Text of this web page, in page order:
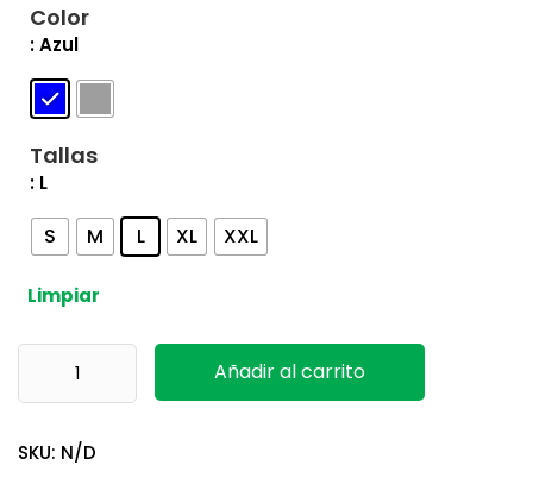
Color
: Azul
Tallas
: L
S M L XL XXL
Limpiar
Chaqueta DX471 Portwest cantidad
Añadir al carrito
SKU: N/D